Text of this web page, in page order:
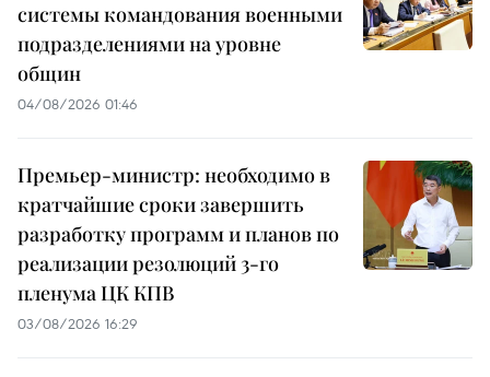
системы командования военными
подразделениями на уровне
общин
04/08/2026 01:46
Премьер-министр: необходимо в
кратчайшие сроки завершить
разработку программ и планов по
реализации резолюций 3-го
пленума ЦК КПВ
03/08/2026 16:29